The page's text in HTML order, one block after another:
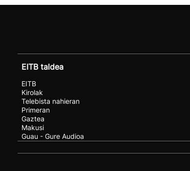
EITB taldea
EITB
Kirolak
Telebista nahieran
Primeran
Gaztea
Makusi
Guau - Gure Audioa